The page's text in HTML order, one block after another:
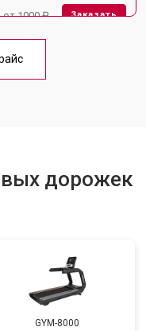
от 1000 ₽ Заказать
от 1000 ₽
дорожек
GYM-8000